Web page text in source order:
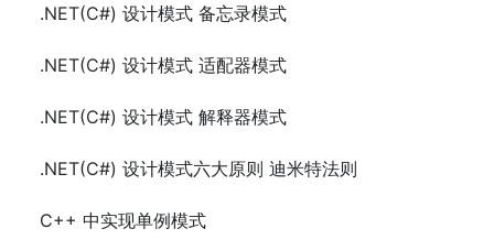
.NET(C#) 设计模式 备忘录模式
.NET(C#) 设计模式 适配器模式
.NET(C#) 设计模式 解释器模式
.NET(C#) 设计模式六大原则 迪米特法则
C++ 中实现单例模式